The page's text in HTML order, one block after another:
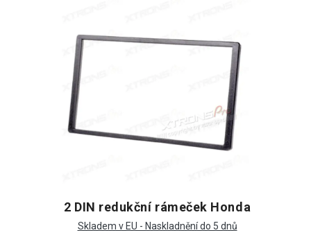
2 DIN redukční rámeček Honda
Skladem v EU - Naskladnění do 5 dnů